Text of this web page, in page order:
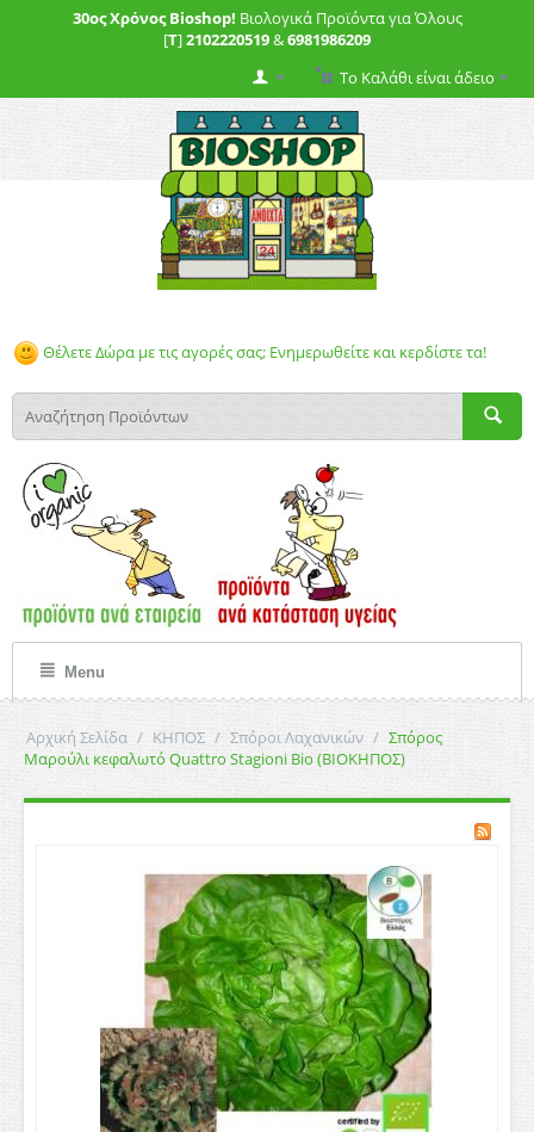
30ος Χρόνος Bioshop! Βιολογικά Προϊόντα για Όλους
[T]2102220519&6981986209
Το Καλάθι είναι άδειο
Θέλετε Δώρα με τις αγορές σας; Ενημερωθείτε και κερδίστε τα!
Menu
Αρχική Σελίδα / ΚΗΠΟΣ / Σπόροι Λαχανικών / Σπόρος
Μαρούλι κεφαλωτό Quattro Stagioni Bio (ΒΙΟΚΗΠΟΣ)